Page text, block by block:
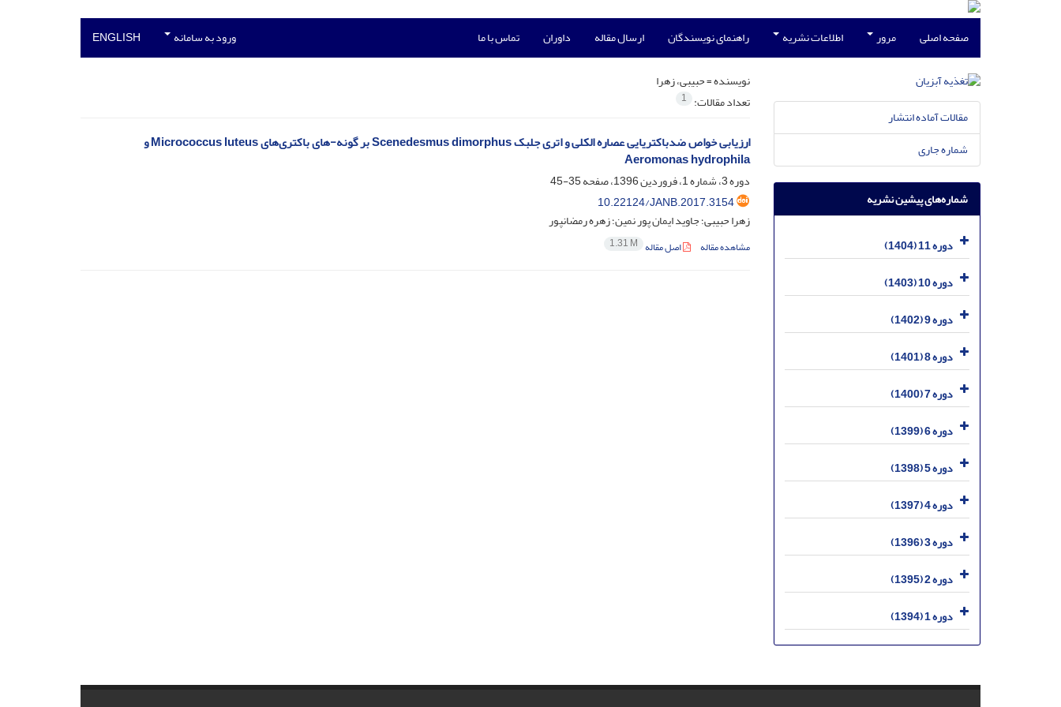
صفحه اصلی مرور اطلاعات نشریه راهنمای نویسندگان ارسال مقاله داوران تماس با ما ورود به سامانه ENGLISH
نویسنده =حبیبی، زهرا
تعداد مقالات: 1
ارزیابی خواص ضدباکتریایی عصاره الکلی و اتری جلبک Scenedesmus dimorphus بر گونه-های باکتری‌های Micrococcus luteus و
Aeromonas hydrophila
دوره 3، شماره 1، فروردین 1396، صفحه
35-45
10.22124/JANB.2017.3154
زهرا حبیبی؛ جاوید ایمان پور نمین؛ زهره رمضانپور
مشاهده مقاله اصل مقاله 1.31 M
مقالات آماده انتشار
شماره جاری
شماره‌های پیشین نشریه
دوره 11 (1404)
دوره 10 (1403)
دوره 9 (1402)
دوره 8 (1401)
دوره 7 (1400)
دوره 6 (1399)
دوره 5 (1398)
دوره 4 (1397)
دوره 3 (1396)
دوره 2 (1395)
دوره 1 (1394)